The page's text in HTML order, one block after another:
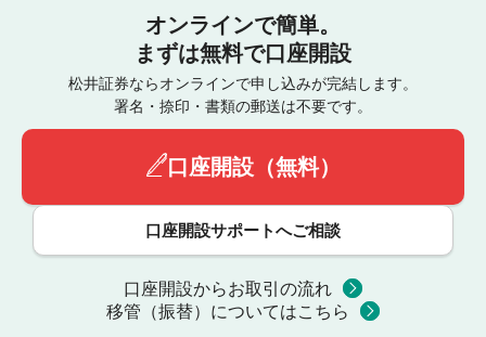
オンラインで簡単。
まずは無料で口座開設
松井証券ならオンラインで申し込みが完結します。
署名・捺印・書類の郵送は不要です。
口座開設（無料）
口座開設サポートへご相談
口座開設からお取引の流れ
移管（振替）についてはこちら